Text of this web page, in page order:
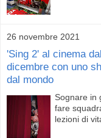
26 novembre 2021
'Sing 2' al cinema
dicembre con uno
dal mondo
Sognare in
fare
lezioni di